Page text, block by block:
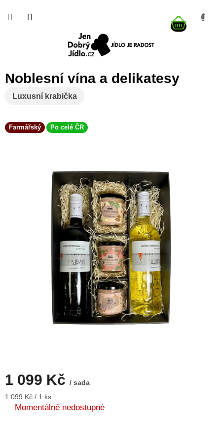
obsah
Noblesní vína a delikatesy
Luxusní krabička
Farmářský Po celé ČR
1 099 Kč / sada
Měrná
cena:
1 099 Kč / 1 ks
Momentálně nedostupné